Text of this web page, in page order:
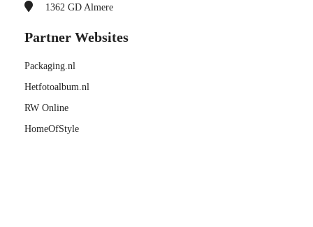
1362 GD Almere
Partner Websites
Packaging.nl
Hetfotoalbum.nl
RW Online
HomeOfStyle